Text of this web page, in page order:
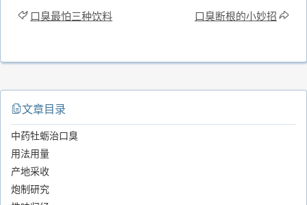
口臭最怕三种饮料 口臭断根的小妙招
文章目录
中药牡蛎治口臭
用法用量
产地采收
炮制研究